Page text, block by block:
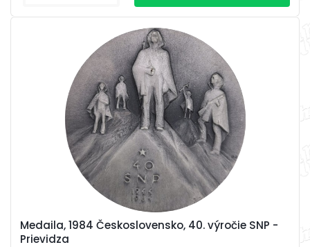
Medaila, 1984 Československo, 40. výročie SNP -
Prievidza